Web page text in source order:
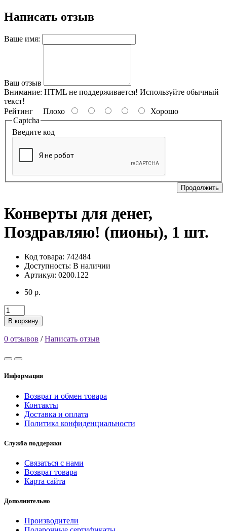
Написать отзыв
Ваше имя:
Ваш отзыв
Внимание: HTML не поддерживается! Используйте обычный
текст!
Рейтинг Плохо
Хорошо
Captcha
Введите код
Продолжить
Конверты для денег,
Поздравляю! (пионы), 1 шт.
Код товара: 742484
Доступность: В наличии
Артикул: 0200.122
50 р.
В корзину
0 отзывов /Написать отзыв
Информация
Возврат и обмен товара
Контакты
Доставка и оплата
Политика конфиденциальности
Служба поддержки
Связаться с нами
Возврат товара
Карта сайта
Дополнительно
Производители